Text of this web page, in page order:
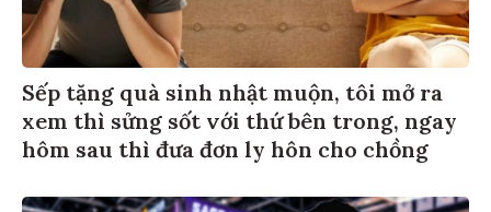
Sếp tặng quà sinh nhật muộn, tôi mở ra
xem thì sửng sốt với thứ bên trong, ngay
hôm sau thì đưa đơn ly hôn cho chồng